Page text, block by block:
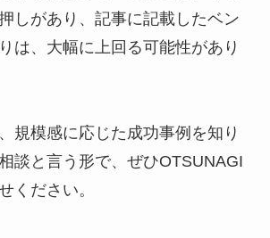
しがあり、記事に記載したベン
は、大幅に上回る可能性があり
規模感に応じた成功事例を知り
談と言う形で、ぜひOTSUNAGI
ください。